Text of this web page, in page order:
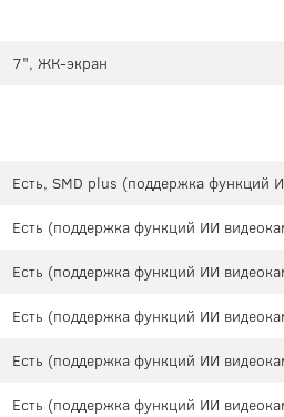
7", ЖК-экран
Есть, SMD plus (поддержка функций
Есть (поддержка функций ИИ
Есть (поддержка функций ИИ
Есть (поддержка функций ИИ
Есть (поддержка функций ИИ
Есть (поддержка функций ИИ